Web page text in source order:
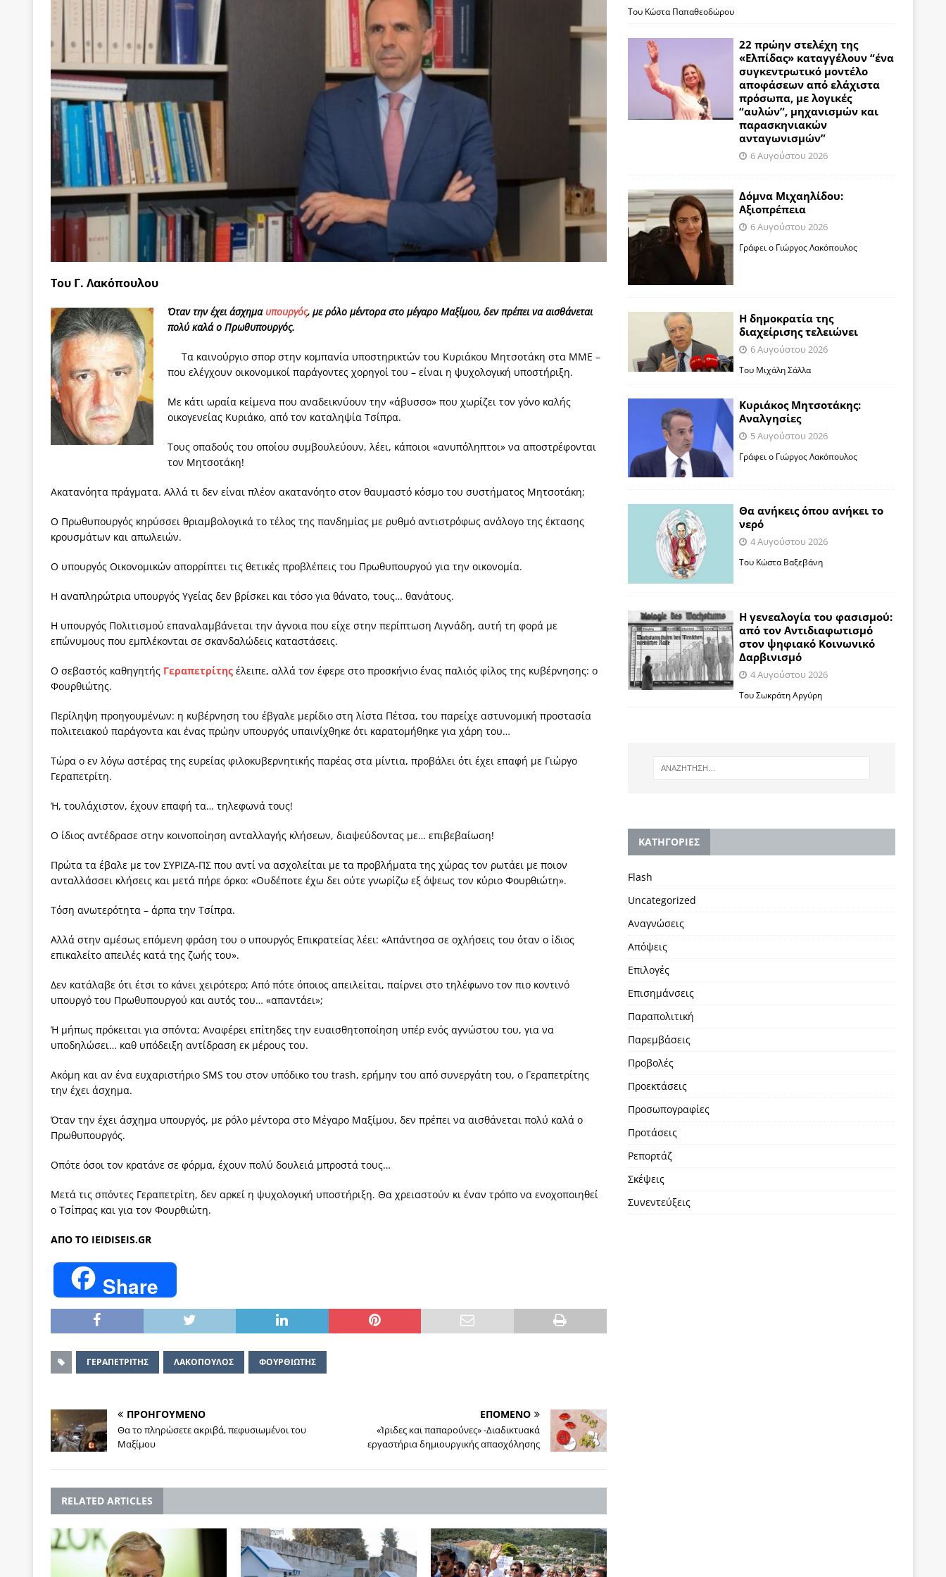
[ 22 Μαΐου 2020 ]
Μακάριος Λαζαρίδης: Έργο!
ΠΡΟΣΩΠΟΓΡΑΦΙΕΣ
[ 6 Αυγούστου 2026 ]
Το μεγάλο «ριφιφί» του Ταμείου Ανάκαμψης: Κυβερνητική απληστία και αντιπολιτευτική αφασία
ΑΠΟΨΕΙΣ
[ 6 Αυγούστου 2026 ]
22 πρώην στελέχη της «Ελπίδας» καταγγέλουν “ένα συγκεντρωτικό μοντέλο αποφάσεων από
ελάχιστα πρόσωπα, με λογικές “αυλών”, μηχανισμών και παρασκηνιακών ανταγωνισμών”
ΣΚΕΨΕΙΣ
[ 6 Αυγούστου 2026 ] Δόμνα Μιχαηλίδου: Αξιοπρέπεια
ΠΡΟΒΟΛΕΣ
[ 6 Αυγούστου 2026 ] Η δημοκρατία της διαχείρισης τελειώνει
ΠΑΡΕΜΒΑΣΕΙΣ
[ 5 Αυγούστου 2026 ] Κυριάκος Μητσοτάκης: Αναλγησίες
ΠΡΟΒΟΛΕΣ
[ 4 Αυγούστου 2026 ] Θα ανήκεις όπου ανήκει το νερό
ΑΝΑΓΝΩΣΕΙΣ
[ 4 Αυγούστου 2026 ] Η γενεαλογία του φασισμού: από τον Αντιδιαφωτισμό στον ψηφιακό Κοινωνικό Δαρβινισμό
ΠΑΡΕΜΒΑΣΕΙΣ
[ 4 Αυγούστου 2026 ]
[ 4 Αυγούστου 2026 ]
Η συμφωνία πυρηνικής συνεργασίας ΗΠΑ-Σαουδικής Αραβίας
ΑΠΟΨΕΙΣ
[ 4 Αυγούστου 2026 ] Τα γεγονότα της Τηλλυρίας και το Σχέδιο Άτσεσον
[ 4 Αυγούστου 2026 ] Tηλεοπτικοί “Mega-Fiers”…
ΑΠΟΨΕΙΣ
[ 4 Αυγούστου 2026 ] Κώστας Τσουκαλάς: Αντιπολίτευση
ΠΡΟΒΟΛΕΣ
[ 4 Αυγούστου 2026 ] Ο Ιωάννης Μεταξάς και η 4η Αυγούστου: Πώς ένας αποτυχημένος κοινοβουλευτικός έγινε
δικτάτορας
ΕΠΙΛΟΓΕΣ
[ 3 Αυγούστου 2026 ] Η ελευθεροτυπία δεν απειλείται και δεν εκβιάζεται
ΠΑΡΕΜΒΑΣΕΙΣ
των δύο κομμάτων και όχι Ανδρουλάκη -Τσίπρα.
ΑΠΟΨΕΙΣ
Του Γ. Λακόπουλου
Όταν την έχει άσχημα υπουργός, με ρόλο μέντορα στο μέγαρο Μαξίμου, δεν πρέπει να αισθάνεται
πολύ καλά ο Πρωθυπουργός.
Τα καινούργιο σπορ στην κομπανία υποστηρικτών του Κυριάκου Μητσοτάκη στα ΜΜΕ –
που ελέγχουν οικονομικοί παράγοντες χορηγοί του – είναι η ψυχολογική υποστήριξη.
Με κάτι ωραία κείμενα που αναδεικνύουν την «άβυσσο» που χωρίζει τον γόνο καλής
οικογενείας Κυριάκο, από τον καταληψία Τσίπρα.
Τους οπαδούς του οποίου συμβουλεύουν, λέει, κάποιοι «ανυπόληπτοι» να αποστρέφονται
τον Μητσοτάκη!
Ακατανόητα πράγματα. Αλλά τι δεν είναι πλέον ακατανόητο στον θαυμαστό κόσμο του συστήματος Μητσοτάκη;
Ο Πρωθυπουργός κηρύσσει θριαμβολογικά το τέλος της πανδημίας με ρυθμό αντιστρόφως ανάλογο της έκτασης
κρουσμάτων και απωλειών.
Ο υπουργός Οικονομικών απορρίπτει τις θετικές προβλέπεις του Πρωθυπουργού για την οικονομία.
Η αναπληρώτρια υπουργός Υγείας δεν βρίσκει και τόσο για θάνατο, τους… θανάτους.
Η υπουργός Πολιτισμού επαναλαμβάνεται την άγνοια που είχε στην περίπτωση Λιγνάδη, αυτή τη φορά με
επώνυμους που εμπλέκονται σε σκανδαλώδεις καταστάσεις.
Ο σεβαστός καθηγητής Γεραπετρίτης έλειπε, αλλά τον έφερε στο προσκήνιο ένας παλιός φίλος της κυβέρνησης: ο
Φουρθιώτης.
Περίληψη προηγουμένων: η κυβέρνηση του έβγαλε μερίδιο στη λίστα Πέτσα, του παρείχε αστυνομική προστασία
πολιτειακού παράγοντα και ένας πρώην υπουργός υπαινίχθηκε ότι καρατομήθηκε για χάρη του…
Τώρα ο εν λόγω αστέρας της ευρείας φιλοκυβερνητικής παρέας στα μίντια, προβάλει ότι έχει επαφή με Γιώργο
Γεραπετρίτη.
Ή, τουλάχιστον, έχουν επαφή τα… τηλεφωνά τους!
Ο ίδιος αντέδρασε στην κοινοποίηση ανταλλαγής κλήσεων, διαψεύδοντας με… επιβεβαίωση!
Πρώτα τα έβαλε με τον ΣΥΡΙΖΑ-ΠΣ που αντί να ασχολείται με τα προβλήματα της χώρας τον ρωτάει με ποιον
ανταλλάσσει κλήσεις και μετά πήρε όρκο: «Ουδέποτε έχω δει ούτε γνωρίζω εξ όψεως τον κύριο Φουρθιώτη».
Τόση ανωτερότητα – άρπα την Τσίπρα.
Αλλά στην αμέσως επόμενη φράση του ο υπουργός Επικρατείας λέει: «Απάντησα σε οχλήσεις του όταν ο ίδιος
επικαλείτο απειλές κατά της ζωής του».
Δεν κατάλαβε ότι έτσι το κάνει χειρότερο; Από πότε όποιος απειλείται, παίρνει στο τηλέφωνο τον πιο κοντινό
υπουργό του Πρωθυπουργού και αυτός του… «απαντάει»;
Ή μήπως πρόκειται για σπόντα; Αναφέρει επίτηδες την ευαισθητοποίηση υπέρ ενός αγνώστου του, για να
υποδηλώσει… καθ υπόδειξη αντίδραση εκ μέρους του.
Ακόμη και αν ένα ευχαριστήριο SMS του στον υπόδικο του trash, ερήμην του από συνεργάτη του, ο Γεραπετρίτης
την έχει άσχημα.
Όταν την έχει άσχημα υπουργός, με ρόλο μέντορα στο Μέγαρο Μαξίμου, δεν πρέπει να αισθάνεται πολύ καλά ο
Πρωθυπουργός.
Οπότε όσοι τον κρατάνε σε φόρμα, έχουν πολύ δουλειά μπροστά τους…
Μετά τις σπόντες Γεραπετρίτη, δεν αρκεί η ψυχολογική υποστήριξη. Θα χρειαστούν κι έναν τρόπο να ενοχοποιηθεί
ο Τσίπρας και για τον Φουρθιώτη.
ΑΠΟ ΤΟ IEIDISEIS.GR
Share
ΓΕΡΑΠΕΤΡΙΤΗΣ ΛΑΚΟΠΟΥΛΟΣ ΦΟΥΡΘΙΩΤΗΣ
ΠΡΟΗΓΟΥΜΕΝΟ
Θα το πληρώσετε ακριβά, πεφυσιωμένοι του
Μαξίμου
ΕΠΟΜΕΝΟ
«Ίριδες και παπαρούνες» -Διαδικτυακά
εργαστήρια δημιουργικής απασχόλησης
RELATED ARTICLES
Του Κώστα Παπαθεοδώρου
22 πρώην στελέχη της
«Ελπίδας» καταγγέλουν “ένα
συγκεντρωτικό μοντέλο
αποφάσεων από ελάχιστα
πρόσωπα, με λογικές
“αυλών”, μηχανισμών και
παρασκηνιακών
ανταγωνισμών”
6 Αυγούστου 2026
Δόμνα Μιχαηλίδου:
Αξιοπρέπεια
6 Αυγούστου 2026
Γράφει ο Γιώργος Λακόπουλος
Η δημοκρατία της
διαχείρισης τελειώνει
6 Αυγούστου 2026
Του Μιχάλη Σάλλα
Κυριάκος Μητσοτάκης:
Αναλγησίες
5 Αυγούστου 2026
Γράφει ο Γιώργος Λακόπουλος
Θα ανήκεις όπου ανήκει το
νερό
4 Αυγούστου 2026
Του Κώστα Βαξεβάνη
Η γενεαλογία του φασισμού:
από τον Αντιδιαφωτισμό
στον ψηφιακό Κοινωνικό
Δαρβινισμό
4 Αυγούστου 2026
Του Σωκράτη Αργύρη
KΑΤΗΓΟΡΙΕΣ
Flash
Uncategorized
Αναγνώσεις
Απόψεις
Επιλογές
Επισημάνσεις
Παραπολιτική
Παρεμβάσεις
Προβολές
Προεκτάσεις
Προσωπογραφίες
Προτάσεις
Ρεπορτάζ
Σκέψεις
Συνεντεύξεις